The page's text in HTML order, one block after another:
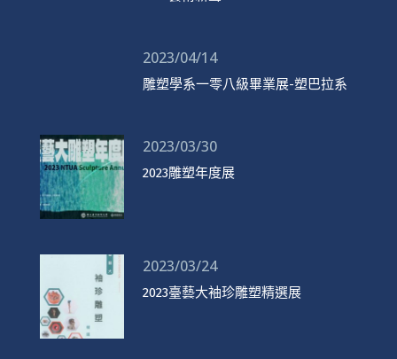
2023/04/14
雕塑學系一零八級畢業展-塑巴拉系
2023/03/30
2023雕塑年度展
2023/03/24
2023臺藝大袖珍雕塑精選展